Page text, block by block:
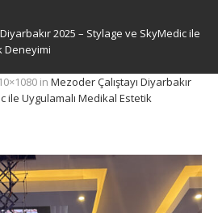
2025 – Stylage ve SkyMedic ile
Deneyimi
in Mezoder Çalıştayı Diyarbakır
ile Uygulamalı Medikal Estetik